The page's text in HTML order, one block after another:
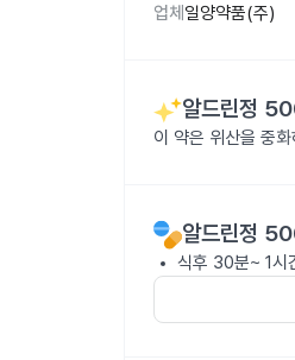
업체 일양약품(주)
알드린정
이 약은 위산을 중
알드린정
식후 30분~ 1시